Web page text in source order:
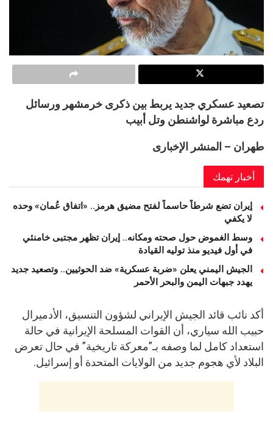
تصعيد عسكري جديد يربط بين ذكرى خرمشهر ورسائل
ردع مباشرة لواشنطن وتل أبيب
طهران – المنشر الإخبارى
أخبار تهمك
إيران تضع شرطاً حاسماً لفتح مضيق هرمز.. «اتفاق عُمان» وحده
لا يكفي
وسط الغموض حول صحته ومكانه.. إيران تظهر مجتبى خامنئي
في أول فيديو منذ توليه القيادة
الجيش اليمني يعلن «ضربة عسكرية» ضد الحوثيين.. وتصعيد جديد
يهدد جبهات اليمن والبحر الأحمر
أكد نائب قائد الجيش الإيراني لشؤون التنسيق، الأدميرال
حبيب الله سياري، أن القوات المسلحة الإيرانية في حالة
استعداد كامل لما وصفه بـ”معركة تاريخية” في حال تعرض
البلاد لأي هجوم جديد من الولايات المتحدة أو إسرائيل.